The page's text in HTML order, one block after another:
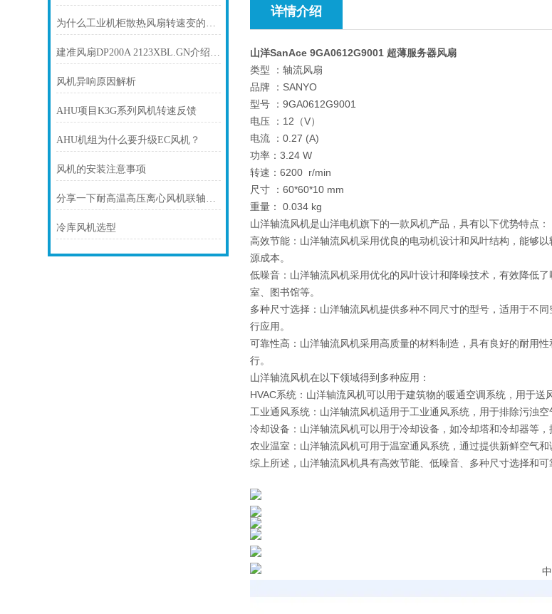
为什么工业机柜散热风扇转速变的越来越慢？
建准风扇DP200A 2123XBL.GN介绍及选择
风机异响原因解析
AHU项目K3G系列风机转速反馈
AHU机组为什么要升级EC风机？
风机的安装注意事项
分享一下耐高温高压离心风机联轴器的调整校正步骤
冷库风机选型
详情介绍
山洋SanAce 9GA0612G9001 超薄服务器风扇
类型 ：轴流风扇
品牌 ：SANYO
型号 ：9GA0612G9001
电压 ：12（V）
电流 ：0.27 (A)
功率：3.24 W
转速：6200 r/min
尺寸 ：60*60*10 mm
重量： 0.034 kg
山洋轴流风机是山洋电机旗下的一款风机产品，具有以下优势特点：
高效节能：山洋轴流风机采用优良的电动机设计和风叶结构，能够
源成本。
低噪音：山洋轴流风机采用优化的风叶设计和降噪技术，有效降低
室、图书馆等。
多种尺寸选择：山洋轴流风机提供多种不同尺寸的型号，适用于不
行应用。
可靠性高：山洋轴流风机采用高质量的材料制造，具有良好的耐用
行。
山洋轴流风机在以下领域得到多种应用：
HVAC系统：山洋轴流风机可以用于建筑物的暖通空调系统，用于
工业通风系统：山洋轴流风机适用于工业通风系统，用于排除污浊
冷却设备：山洋轴流风机可以用于冷却设备，如冷却塔和冷却器等
农业温室：山洋轴流风机可用于温室通风系统，通过提供新鲜空气
综上所述，山洋轴流风机具有高效节能、低噪音、多种尺寸选择和